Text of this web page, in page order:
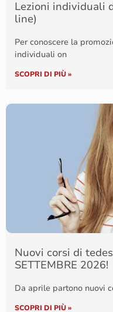
Lezioni individuali
line)
Per conoscere la
individuali on
SCOPRI DI PIÙ »
Nuovi corsi di
SETTEMBRE 2026!
Da aprile partono nuovi
SCOPRI DI PIÙ »